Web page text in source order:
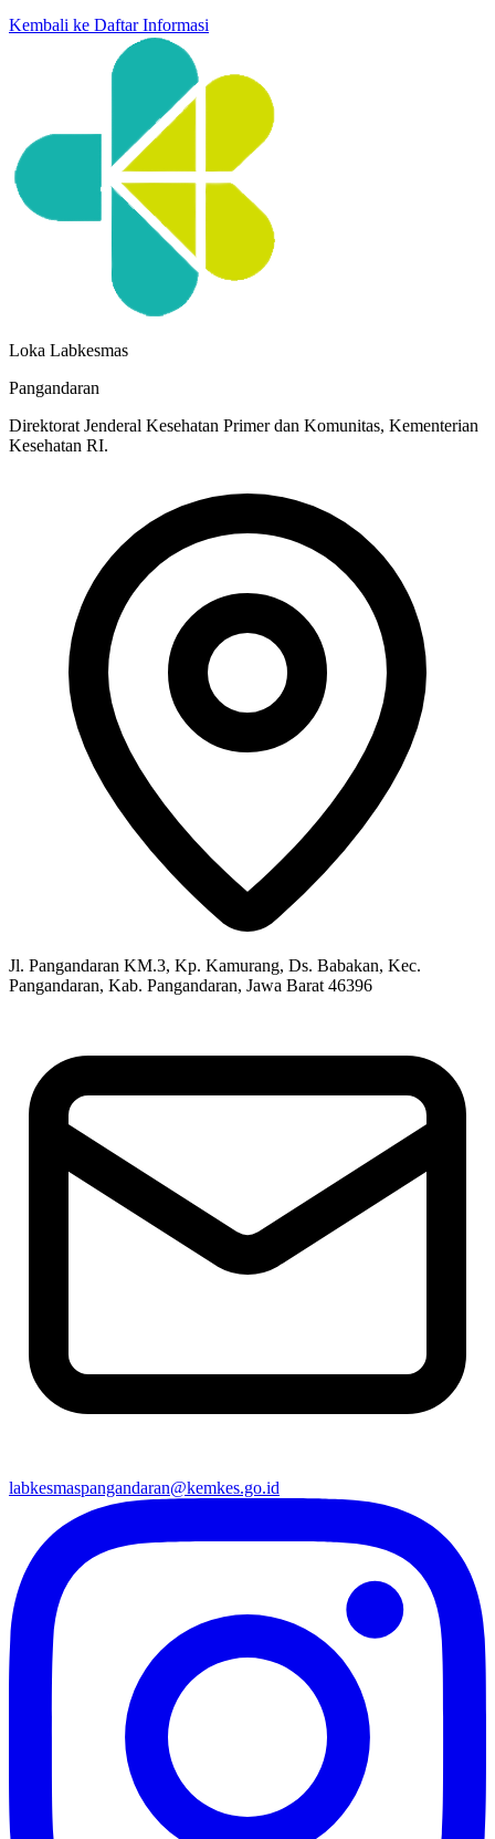
Kembali ke Daftar Informasi
Loka Labkesmas
Pangandaran
Direktorat Jenderal Kesehatan Primer dan Komunitas, Kementerian
Kesehatan RI.
Jl. Pangandaran KM.3, Kp. Kamurang, Ds. Babakan, Kec.
Pangandaran, Kab. Pangandaran, Jawa Barat 46396
labkesmaspangandaran@kemkes.go.id